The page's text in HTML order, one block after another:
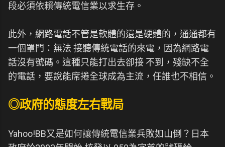
段必須依賴傳統電信業以求生存。
此外，網路電話不管是軟體的還是硬體的，通通都有
一個罩門：無法 接聽傳統電話的來電，因為網路電
話沒有號碼。這種只能打出去卻接 不到，殘缺不全
的電話，要說能席捲全球成為主流，任誰也不相信。
◎政府的態度左右戰局
Yahoo!BB又是如何讓傳統電信業兵敗如山倒？日本